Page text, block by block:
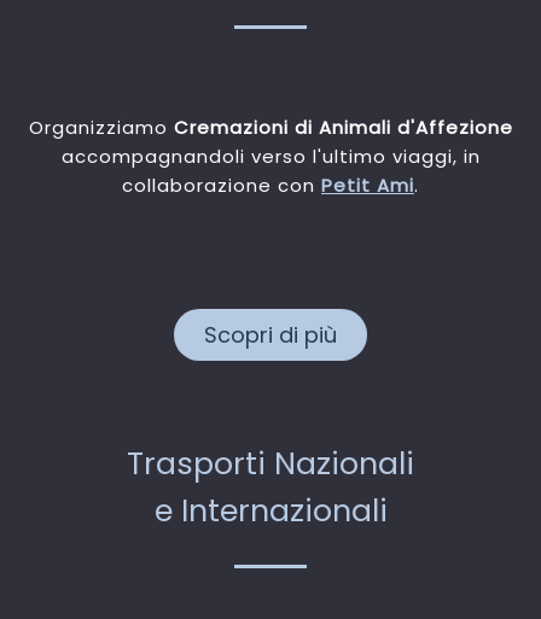
Organizziamo Cremazioni di Animali d'Affezione
accompagnandoli verso l'ultimo viaggi, in
collaborazione con Petit Ami.
Scopri di più
Trasporti Nazionali
e Internazionali